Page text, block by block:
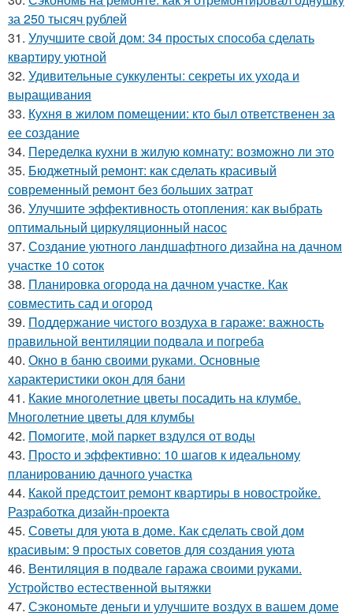
за 250 тысяч рублей
31. Улучшите свой дом: 34 простых способа сделать
квартиру уютной
32. Удивительные суккуленты: секреты их ухода и
выращивания
33. Кухня в жилом помещении: кто был ответственен за
ее создание
34. Переделка кухни в жилую комнату: возможно ли это
35. Бюджетный ремонт: как сделать красивый
современный ремонт без больших затрат
36. Улучшите эффективность отопления: как выбрать
оптимальный циркуляционный насос
37. Создание уютного ландшафтного дизайна на дачном
участке 10 соток
38. Планировка огорода на дачном участке. Как
совместить сад и огород
39. Поддержание чистого воздуха в гараже: важность
правильной вентиляции подвала и погреба
40. Окно в баню своими руками. Основные
характеристики окон для бани
41. Какие многолетние цветы посадить на клумбе.
Многолетние цветы для клумбы
42. Помогите, мой паркет вздулся от воды
43. Просто и эффективно: 10 шагов к идеальному
планированию дачного участка
44. Какой предстоит ремонт квартиры в новостройке.
Разработка дизайн-проекта
45. Советы для уюта в доме. Как сделать свой дом
красивым: 9 простых советов для создания уюта
46. Вентиляция в подвале гаража своими руками.
Устройство естественной вытяжки
47. Сэкономьте деньги и улучшите воздух в вашем доме